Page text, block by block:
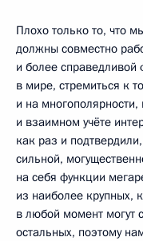
Плохо только то, что
должны совместно
и более
в мире, стремиться к
и на
и взаимном учёте
как раз и
сильной,
на себя функции
из наиболее крупных,
в любой момент могут
остальных, поэтому